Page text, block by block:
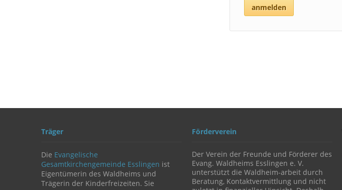
anmelden
Träger
Die Evangelische
Gesamtkirchengemeinde Esslingen ist
Eigentümerin des Waldheims und
Trägerin der Kinderfreizeiten. Sie
Förderverein
Der Verein der Freunde und Förderer des
Evang. Waldheims Esslingen e. V.
unterstützt die Waldheim-arbeit durch
Beratung, Kontaktvermittlung und nicht